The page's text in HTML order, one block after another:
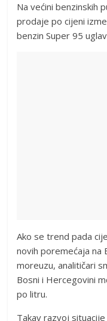
Na većini benzinskih
prodaje po cijeni
benzin Super 95
Ako se trend pada
novih poremećaja na
moreuzu, analitičari
Bosni i Hercegovini
po litru.
Takav razvoj